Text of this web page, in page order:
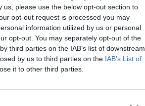
please use the below opt-out section to
opt-out request is processed you may
information utilized by us or personal
opt-out. You may separately opt-out of the
third parties on the IAB’s list of downstream
by us to third parties on the IAB’s List of
it to other third parties.